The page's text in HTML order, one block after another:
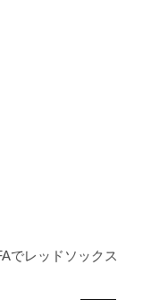
でレッドソックス